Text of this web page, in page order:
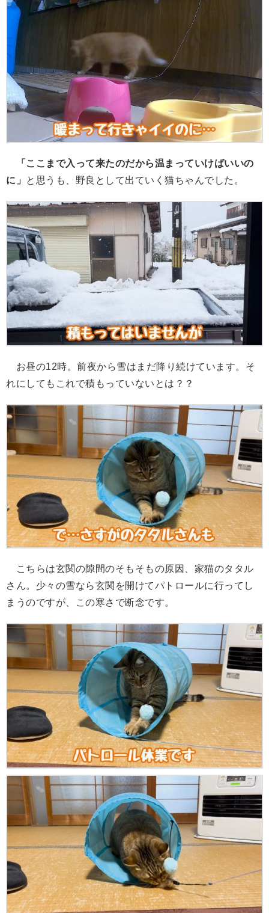
「ここまで入って来たのだから温まっていけばいいの
に」
と思うも、野良として出ていく猫ちゃんでした。
お昼の12時。前夜から雪はまだ降り続けています。そ
れにしてもこれで積もっていないとは？？
こちらは玄関の隙間のそもそもの原因、家猫のタタル
さん。少々の雪なら玄関を開けてパトロールに行ってし
まうのですが、この寒さで断念です。